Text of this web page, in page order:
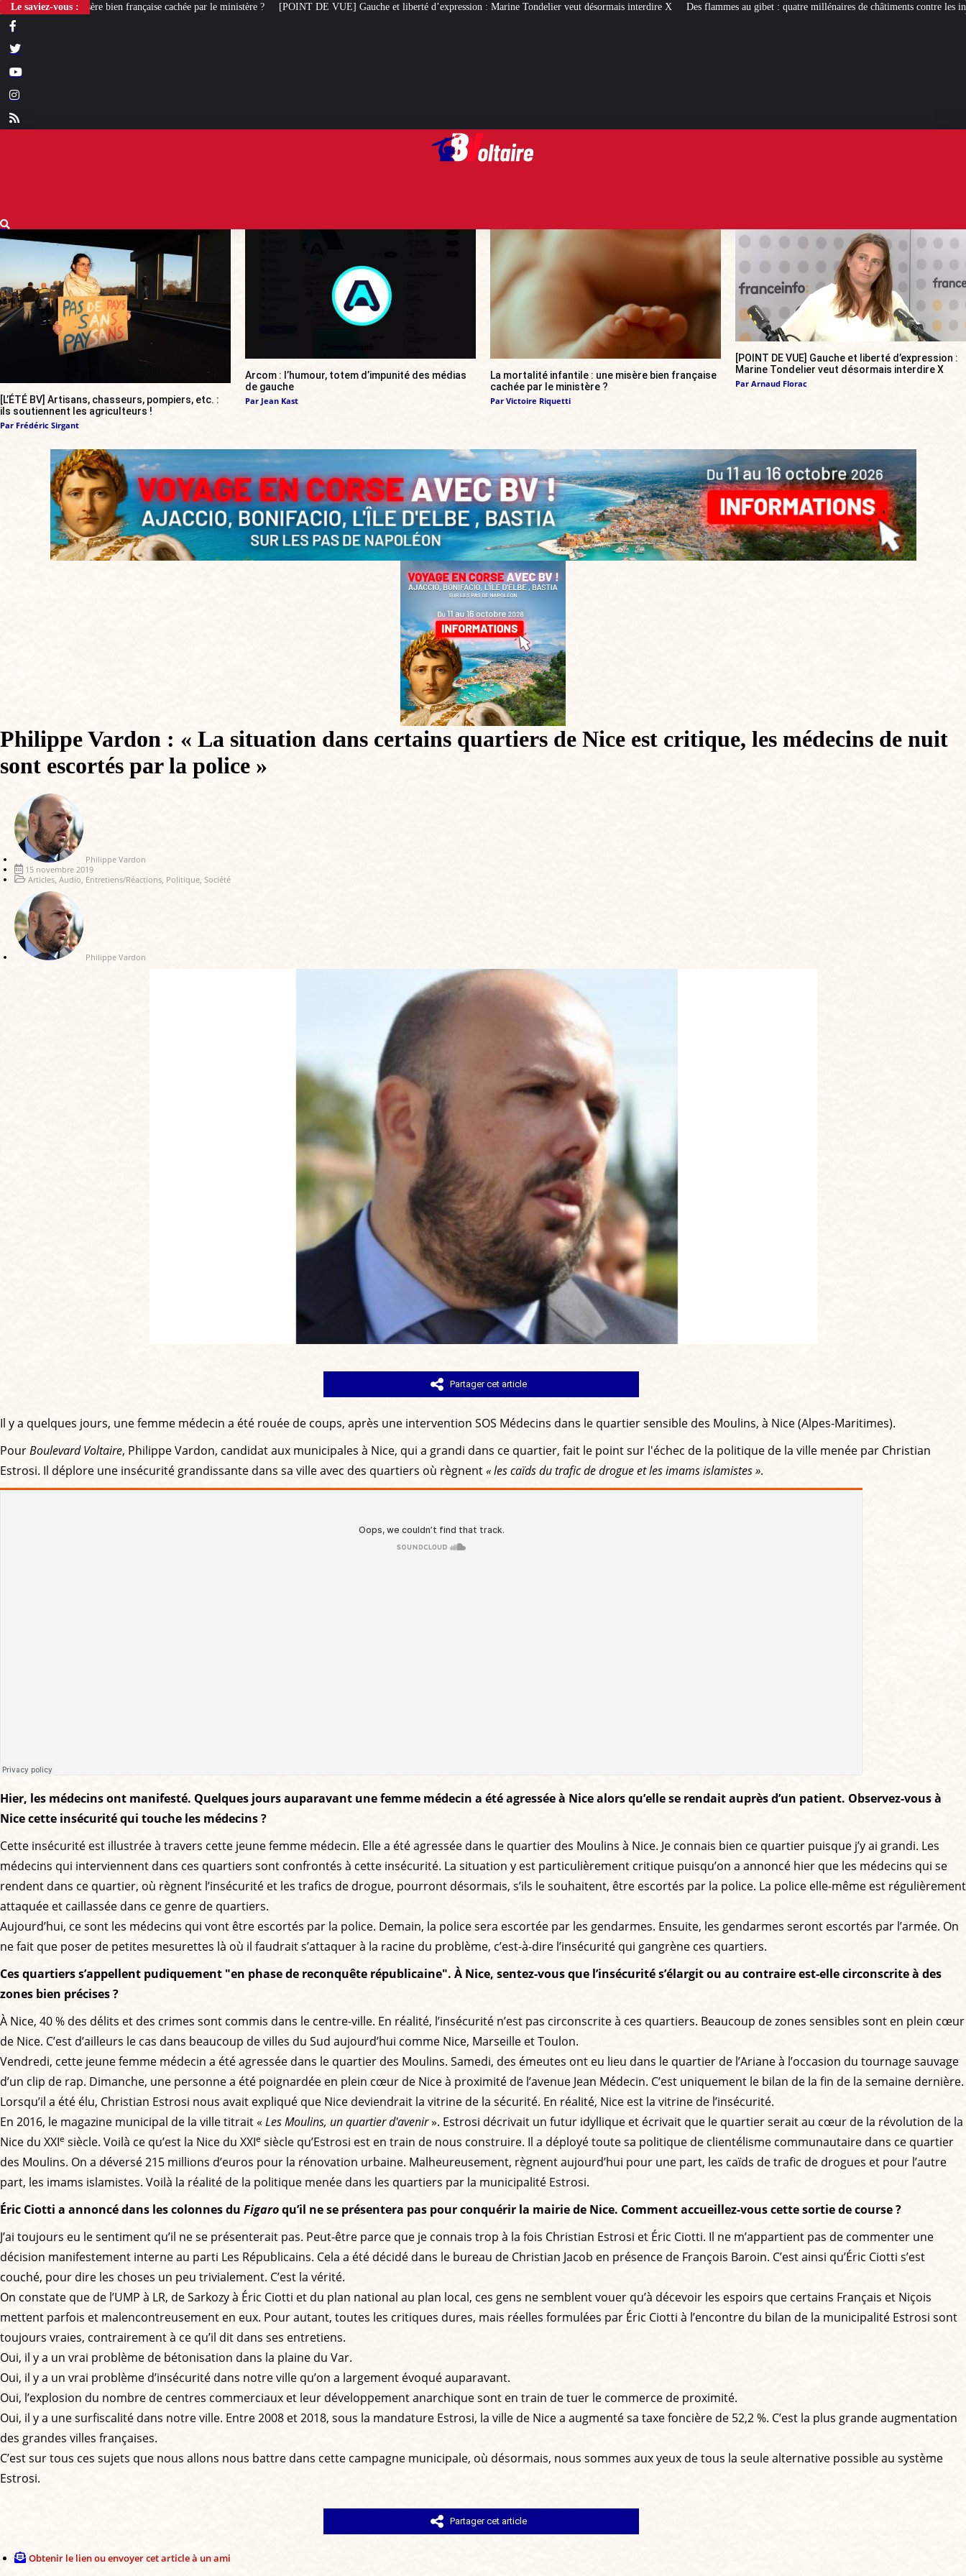
Le saviez-vous :
cachée par le ministère ? [POINT DE VUE] Gauche et liberté d’expression : Marine Tondelier veut désormais interdire X Des flammes au gibet : quatre millénaires de châtiments contre les incendiaires Palais Bourbon :
[L’ÉTÉ BV] Artisans, chasseurs, pompiers, etc. :
ils soutiennent les agriculteurs !
Par Frédéric Sirgant
Arcom : l’humour, totem d’impunité des médias
de gauche
Par Jean Kast
La mortalité infantile : une misère bien française
cachée par le ministère ?
Par Victoire Riquetti
[POINT DE VUE] Gauche et liberté d’expression :
Marine Tondelier veut désormais interdire X
Par Arnaud Florac
Philippe Vardon : « La situation dans certains quartiers de Nice est critique, les médecins de nuit
sont escortés par la police »
Philippe Vardon
15 novembre 2019
Articles Audio Entretiens/Réactions Politique Société
Philippe Vardon
Partager cet article
Il y a quelques jours, une femme médecin a été rouée de coups, après une intervention SOS Médecins dans le quartier sensible des Moulins, à Nice (Alpes-Maritimes).
PourBoulevard Voltaire, Philippe Vardon, candidat aux municipales à Nice, qui a grandi dans ce quartier, fait le point sur l'échec de la politique de la ville menée par Christian
Estrosi. Il déplore une insécurité grandissante dans sa ville avec des quartiers où règnent« les caïds du trafic de drogue et les imams islamistes ».
Hier, les médecins ont manifesté. Quelques jours auparavant une femme médecin a été agressée à Nice alors qu’elle se rendait auprès d’un patient. Observez-vous à
Nice cette insécurité qui touche les médecins ?
Cette insécurité est illustrée à travers cette jeune femme médecin. Elle a été agressée dans le quartier des Moulins à Nice. Je connais bien ce quartier puisque j’y ai grandi. Les
médecins qui interviennent dans ces quartiers sont confrontés à cette insécurité. La situation y est particulièrement critique puisqu’on a annoncé hier que les médecins qui se
rendent dans ce quartier, où règnent l’insécurité et les trafics de drogue, pourront désormais, s’ils le souhaitent, être escortés par la police. La police elle-même est régulièrement
attaquée et caillassée dans ce genre de quartiers.
Aujourd’hui, ce sont les médecins qui vont être escortés par la police. Demain, la police sera escortée par les gendarmes. Ensuite, les gendarmes seront escortés par l’armée. On
ne fait que poser de petites mesurettes là où il faudrait s’attaquer à la racine du problème, c’est-à-dire l’insécurité qui gangrène ces quartiers.
Ces quartiers s’appellent pudiquement "en phase de reconquête républicaine". À Nice, sentez-vous que l’insécurité s’élargit ou au contraire est-elle circonscrite à des
zones bien précises ?
À Nice, 40 % des délits et des crimes sont commis dans le centre-ville. En réalité, l’insécurité n’est pas circonscrite à ces quartiers. Beaucoup de zones sensibles sont en plein cœur
de Nice. C’est d’ailleurs le cas dans beaucoup de villes du Sud aujourd’hui comme Nice, Marseille et Toulon.
Vendredi, cette jeune femme médecin a été agressée dans le quartier des Moulins. Samedi, des émeutes ont eu lieu dans le quartier de l’Ariane à l’occasion du tournage sauvage
d’un clip de rap. Dimanche, une personne a été poignardée en plein cœur de Nice à proximité de l’avenue Jean Médecin. C’est uniquement le bilan de la fin de la semaine dernière.
Lorsqu’il a été élu, Christian Estrosi nous avait expliqué que Nice deviendrait la vitrine de la sécurité. En réalité, Nice est la vitrine de l’insécurité.
En 2016, le magazine municipal de la ville titrait «Les Moulins, un quartier d'avenir». Estrosi décrivait un futur idyllique et écrivait que le quartier serait au cœur de la révolution de la
Nice du XXIe siècle. Voilà ce qu’est la Nice du XXIe siècle qu’Estrosi est en train de nous construire. Il a déployé toute sa politique de clientélisme communautaire dans ce quartier
des Moulins. On a déversé 215 millions d’euros pour la rénovation urbaine. Malheureusement, règnent aujourd’hui pour une part, les caïds de trafic de drogues et pour l’autre
part, les imams islamistes. Voilà la réalité de la politique menée dans les quartiers par la municipalité Estrosi.
Éric Ciotti a annoncé dans les colonnes du Figaroqu’il ne se présentera pas pour conquérir la mairie de Nice. Comment accueillez-vous cette sortie de course ?
J’ai toujours eu le sentiment qu’il ne se présenterait pas. Peut-être parce que je connais trop à la fois Christian Estrosi et Éric Ciotti. Il ne m’appartient pas de commenter une
décision manifestement interne au parti Les Républicains. Cela a été décidé dans le bureau de Christian Jacob en présence de François Baroin. C’est ainsi qu’Éric Ciotti s’est
couché, pour dire les choses un peu trivialement. C’est la vérité.
On constate que de l’UMP à LR, de Sarkozy à Éric Ciotti et du plan national au plan local, ces gens ne semblent vouer qu’à décevoir les espoirs que certains Français et Niçois
mettent parfois et malencontreusement en eux. Pour autant, toutes les critiques dures, mais réelles formulées par Éric Ciotti à l’encontre du bilan de la municipalité Estrosi sont
toujours vraies, contrairement à ce qu’il dit dans ses entretiens.
Oui, il y a un vrai problème de bétonisation dans la plaine du Var.
Oui, il y a un vrai problème d’insécurité dans notre ville qu’on a largement évoqué auparavant.
Oui, l’explosion du nombre de centres commerciaux et leur développement anarchique sont en train de tuer le commerce de proximité.
Oui, il y a une surfiscalité dans notre ville. Entre 2008 et 2018, sous la mandature Estrosi, la ville de Nice a augmenté sa taxe foncière de 52,2 %. C’est la plus grande augmentation
des grandes villes françaises.
C’est sur tous ces sujets que nous allons nous battre dans cette campagne municipale, où désormais, nous sommes aux yeux de tous la seule alternative possible au système
Estrosi.
Partager cet article
Obtenir le lien ou envoyer cet article à un ami